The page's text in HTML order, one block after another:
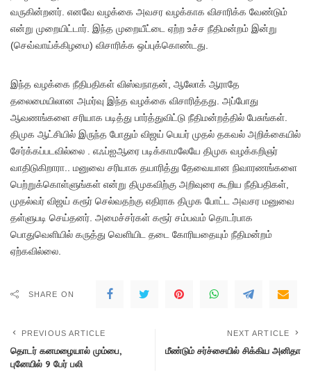
வருகின்றனர். எனவே வழக்கை அவசர வழக்காக விசாரிக்க வேண்டும்
என்று முறையிட்டார். இந்த முறையீட்டை ஏற்ற உச்ச நீதிமன்றம் இன்று
(செவ்வாய்க்கிழமை) விசாரிக்க ஒப்புக்கொண்டது.
இந்த வழக்கை நீதிபதிகள் விஸ்வநாதன், ஆலோக் ஆராதே
தலைமையிலான அமர்வு இந்த வழக்கை விசாரித்தது. அப்போது
ஆவணங்களை சரியாக படித்து பார்த்துவிட்டு நீதிமன்றத்தில் பேசுங்கள்.
திமுக ஆட்சியில் இருந்த போதும் விஜய் பெயர் முதல் தகவல் அறிக்கையில்
சேர்க்கப்படவில்லை . எஃப்ஐஆரை படிக்காமலேயே திமுக வழக்கறிஞர்
வாதிடுகிறாரா.. மனுவை சரியாக தயாரித்து தேவையான நிவாரணங்களை
பெற்றுக்கொள்ளுங்கள் என்று திமுகவிற்கு அறிவுரை கூறிய நீதிபதிகள்,
முதல்வர் விஜய் கரூர் செல்வதற்கு எதிராக திமுக போட்ட அவசர மனுவை
தள்ளுபடி செய்தனர். அமைச்சர்கள் கரூர் சம்பவம் தொடர்பாக
பொதுவெளியில் கருத்து வெளியிட தடை கோரியதையும் நீதிமன்றம்
ஏற்கவில்லை.
SHARE ON
PREVIOUS ARTICLE
தொடர் கனமழையால் மும்பை,
புனேயில் 9 பேர் பலி
NEXT ARTICLE
மீண்டும் சர்ச்சையில் சிக்கிய அனிதா